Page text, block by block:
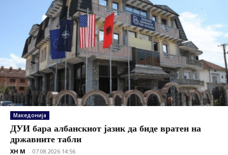
Македонија
ДУИ бара албанскиот јазик да биде вратен на
државните табли
XH M - 07.08.2026 14:56